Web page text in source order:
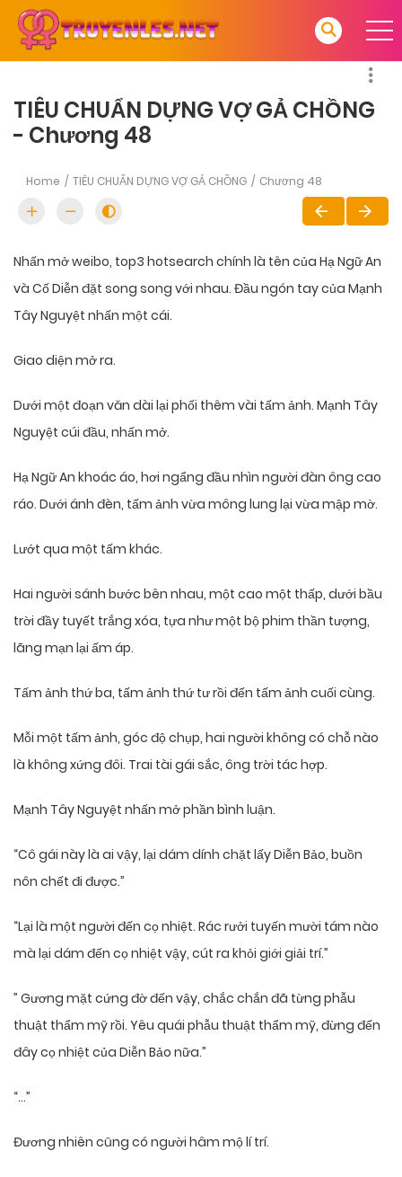
TIÊU CHUẨN DỰNG VỢ GẢ CHỒNG
- Chương 48
Home TIÊU CHUẨN DỰNG VỢ GẢ CHỒNG Chương 48
Nhấn mở weibo, top3 hotsearch chính là tên của Hạ Ngữ An
và Cố Diễn đặt song song với nhau. Đầu ngón tay của Mạnh
Tây Nguyệt nhấn một cái.
Giao diện mở ra.
Dưới một đoạn văn dài lại phối thêm vài tấm ảnh. Mạnh Tây
Nguyệt cúi đầu, nhấn mở.
Hạ Ngữ An khoác áo, hơi ngẩng đầu nhìn người đàn ông cao
ráo. Dưới ánh đèn, tấm ảnh vừa mông lung lại vừa mập mờ.
Lướt qua một tấm khác.
Hai người sánh bước bên nhau, một cao một thấp, dưới bầu
trời đầy tuyết trắng xóa, tựa như một bộ phim thần tượng,
lãng mạn lại ấm áp.
Tấm ảnh thứ ba, tấm ảnh thứ tư rồi đến tấm ảnh cuối cùng.
Mỗi một tấm ảnh, góc độ chụp, hai người không có chỗ nào
là không xứng đôi. Trai tài gái sắc, ông trời tác hợp.
Mạnh Tây Nguyệt nhấn mở phần bình luận.
“Cô gái này là ai vậy, lại dám dính chặt lấy Diễn Bảo, buồn
nôn chết đi được.”
“Lại là một người đến cọ nhiệt. Rác rưởi tuyến mười tám nào
mà lại dám đến cọ nhiệt vậy, cút ra khỏi giới giải trí.”
” Gương mặt cứng đờ đến vậy, chắc chắn đã từng phẫu
thuật thẩm mỹ rồi. Yêu quái phẫu thuật thẩm mỹ, đừng đến
đây cọ nhiệt của Diễn Bảo nữa.”
“…”
Đương nhiên cũng có người hâm mộ lí trí.